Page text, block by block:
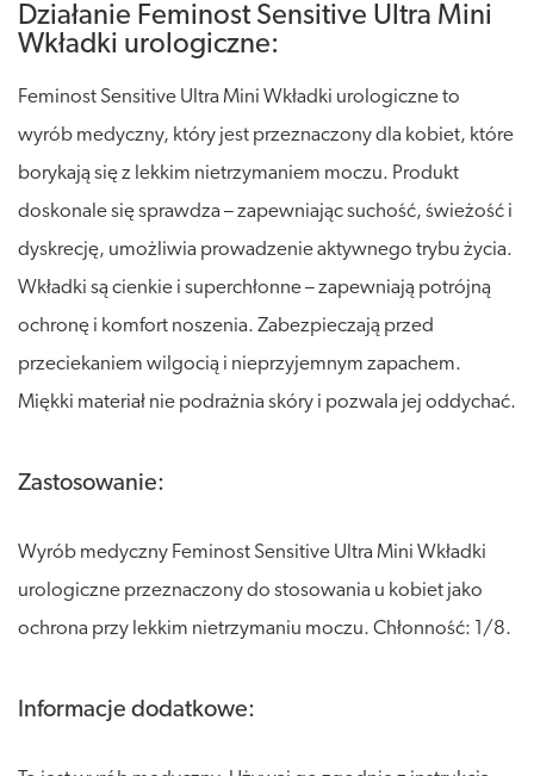
Działanie Feminost Sensitive Ultra Mini
Wkładki urologiczne:
Feminost Sensitive Ultra Mini Wkładki urologiczne to
wyrób medyczny, który jest przeznaczony dla kobiet, które
borykają się z lekkim nietrzymaniem moczu. Produkt
doskonale się sprawdza – zapewniając suchość, świeżość i
dyskrecję, umożliwia prowadzenie aktywnego trybu życia.
Wkładki są cienkie i superchłonne – zapewniają potrójną
ochronę i komfort noszenia. Zabezpieczają przed
przeciekaniem wilgocią i nieprzyjemnym zapachem.
Miękki materiał nie podrażnia skóry i pozwala jej oddychać.
Zastosowanie:
Wyrób medyczny Feminost Sensitive Ultra Mini Wkładki
urologiczne przeznaczony do stosowania u kobiet jako
ochrona przy lekkim nietrzymaniu moczu. Chłonność: 1/8.
Informacje dodatkowe: